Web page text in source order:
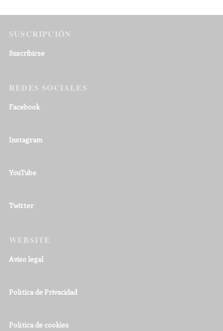
SUSCRIPCIÓN
Suscribirse
REDES SOCIALES
Facebook
Instagram
YouTube
Twitter
WEBSITE
Aviso legal
Política de Privacidad
Política de cookies